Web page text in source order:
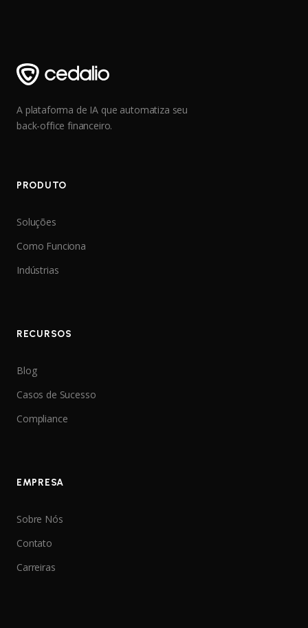
A plataforma de IA que automatiza seu
back-office financeiro.
PRODUTO
Soluções
Como Funciona
Indústrias
RECURSOS
Blog
Casos de Sucesso
Compliance
EMPRESA
Sobre Nós
Contato
Carreiras